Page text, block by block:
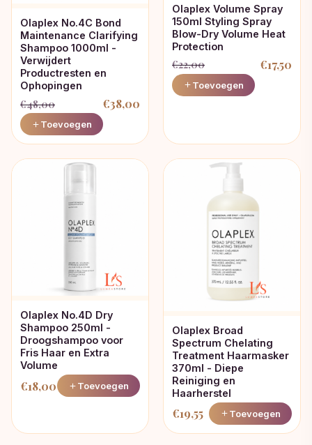
Olaplex No.4C Bond
Maintenance Clarifying
Shampoo 1000ml -
Verwijdert
Productresten en
Ophopingen
€48,00
Oorspronkelijke
prijs
was:
€38,00
Huidige
prijs
is:
Toevoegen
Olaplex Volume Spray
150ml Styling Spray
Blow-Dry Volume Heat
Protection
€22,00
Oorspronkelijke
prijs
€17,50
Huidige
prijs
Toevoegen
Olaplex No.4D Dry
Shampoo 250ml -
Droogshampoo voor
Fris Haar en Extra
Volume
€18,00 Toevoegen
Olaplex Broad
Spectrum Chelating
Treatment Haarmasker
370ml - Diepe
Reiniging en
Haarherstel
€19,55 Toevoegen